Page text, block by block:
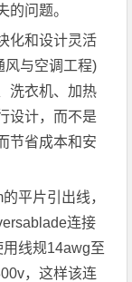
的问题。
化和设计灵活
风与空调工程)
洗衣机、加热
设计，而不是
节省成本和安
平片引出线，
连接
线规14awg至
，这样该连